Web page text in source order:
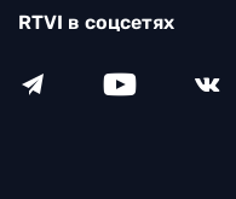
RTVI в соцсетях